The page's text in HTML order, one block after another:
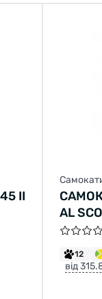
II
AL
12
від